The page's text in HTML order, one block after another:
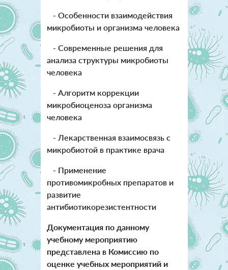
- Особенности взаимодействия
микробиоты и организма человека
- Современные решения для
анализа структуры микробиоты
человека
- Алгоритм коррекции
микробиоценоза организма
человека
- Лекарственная взаимосвязь с
микробиотой в практике врача
- Применение
противомикробных препаратов и
развитие
антибиотикорезистентности
Документация по данному
учебному мероприятию
представлена в Комиссию по
оценке учебных мероприятий и